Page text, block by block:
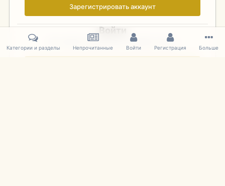
Зарегистрировать аккаунт
Войти
Уже зарегистрированы? Войдите здесь.
Категории и разделы Непрочитанные Войти Регистрация Больше